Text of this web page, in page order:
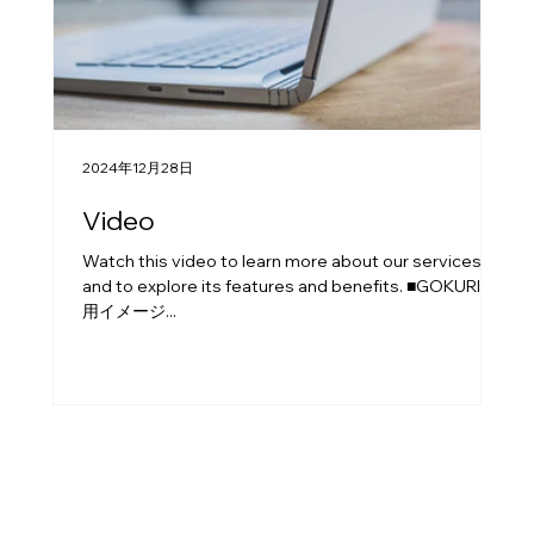
Video
Watch this video to learn more about our services
and to explore its features and benefits. ■GOKURI 利
用イメージ...
2024年12月28日